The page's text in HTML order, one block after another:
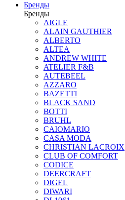
Бренды
Бренды
AIGLE
ALAIN GAUTHIER
ALBERTO
ALTEA
ANDREW WHITE
ATELIER F&B
AUTEBEEL
AZZARO
BAZETTI
BLACK SAND
BOTTI
BRUHL
CAIOMARIO
CASA MODA
CHRISTIAN LACROIX
CLUB OF COMFORT
CODICE
DEERCRAFT
DIGEL
DIWARI